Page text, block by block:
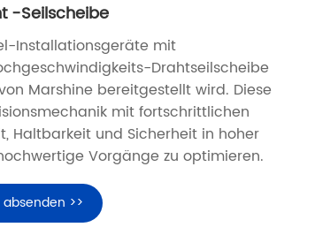
-Seilscheibe
Installationsgeräte mit
Drahtseilscheibe
Marshine bereitgestellt wird. Diese
mit fortschrittlichen
Haltbarkeit und Sicherheit in hoher
Vorgänge zu optimieren.
>>